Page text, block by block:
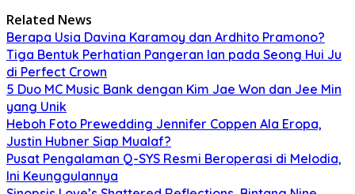
Related News
Berapa Usia Davina Karamoy dan Ardhito Pramono?
Tiga Bentuk Perhatian Pangeran Ian pada Seong Hui Ju
di Perfect Crown
5 Duo MC Music Bank dengan Kim Jae Won dan Jee Min
yang Unik
Heboh Foto Prewedding Jennifer Coppen Ala Eropa,
Justin Hubner Siap Mualaf?
Pusat Pengalaman Q-SYS Resmi Beroperasi di Melodia,
Ini Keunggulannya